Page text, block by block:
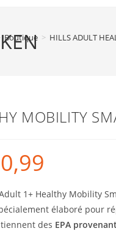
Boutique > HILLS ADULT
MOBILITY
Adult 1+ Healthy Mobility
élaboré pour
des EPA